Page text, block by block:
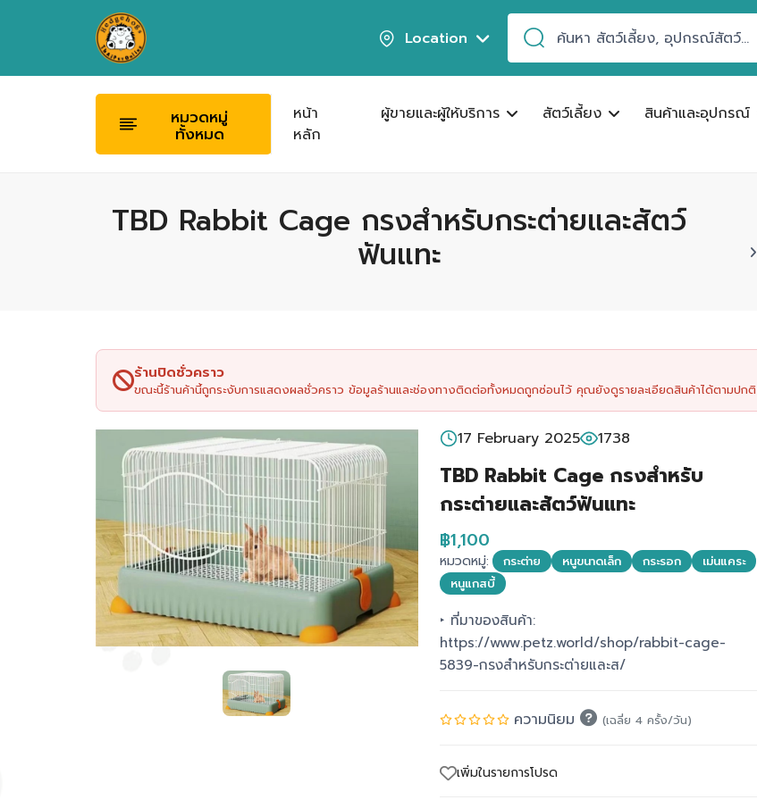
Location
หมวดหมู่
ทั้งหมด
หน้า
หลัก
ผู้ขายและผู้ให้บริการ สัตว์เลี้ยง สินค้าและอุปกรณ์
TBD Rabbit Cage กรงสำหรับกระต่ายและสัตว์
ฟันแทะ
ร้านปิดชั่วคราว
ขณะนี้ร้านค้านี้ถูกระงับการแสดงผลชั่วคราว ข้อมูลร้านและช่องทางติดต่อทั้งหมดถูกซ่อนไว้ คุณยังดูรายละเอียดสินค้าได้ตามปกติ
17 February 2025 1738
TBD Rabbit Cage กรงสำหรับ
กระต่ายและสัตว์ฟันแทะ
฿1,100
หมวดหมู่: กระต่าย หนูขนาดเล็ก กระรอก
เม่นแคระ
หนูแกสบี้
‣ ที่มาของสินค้า:
https://www.petz.world/shop/rabbit-cage-
5839-กรงสำหรับกระต่ายและส/
ความนิยม (เฉลี่ย 4 ครั้ง/วัน)
เพิ่มในรายการโปรด